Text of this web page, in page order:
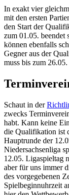
In exakt vier
mit den ersten
den Start der
zum 01.05. beendet
können ebenfalls
Gegner aus der
muss bis zum 26.05.
Schaut in der
zwecks
habt. Kann keine
die Qualifikation ist
Hauptrunde der
Niedersachsenliga
12.05. Ligaspieltag
aber für uns immer
des vorgegebenen
Spielbeginnuhrzeit